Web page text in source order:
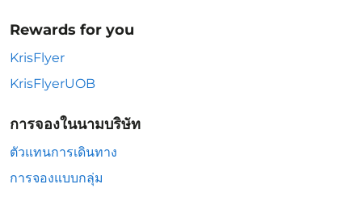
Rewards for you
KrisFlyer
KrisFlyerUOB
การจองในนามบริษัท
ตัวแทนการเดินทาง
การจองแบบกลุ่ม